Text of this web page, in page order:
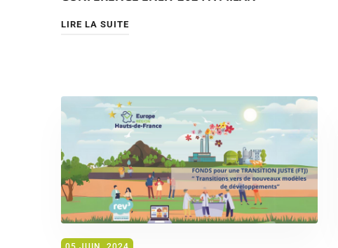
LIRE LA SUITE